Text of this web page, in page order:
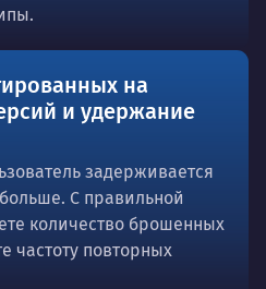
на
и удержание
задерживается
С правильной
количество брошенных
частоту повторных